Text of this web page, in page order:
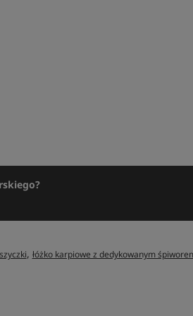
, łóżko karpiowe z dedykowanym